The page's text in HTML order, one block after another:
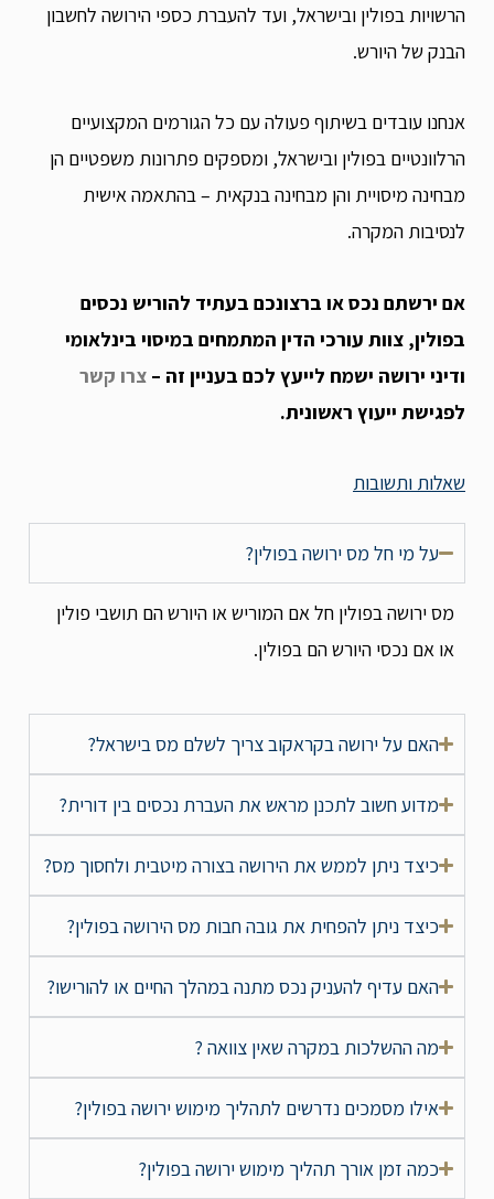
הרשויות בפולין ובישראל, ועד להעברת כספי הירושה לחשבון
הבנק של היורש.
אנחנו עובדים בשיתוף פעולה עם כל הגורמים המקצועיים
הרלוונטיים בפולין ובישראל, ומספקים פתרונות משפטיים הן
מבחינה מיסויית והן מבחינה בנקאית – בהתאמה אישית
לנסיבות המקרה.
אם ירשתם נכס או ברצונכם בעתיד להוריש נכסים
בפולין, צוות עורכי הדין המתמחים במיסוי בינלאומי
ודיני ירושה ישמח לייעץ לכם בעניין זה – צרו קשר
לפגישת ייעוץ ראשונית.
שאלות ותשובות
על מי חל מס ירושה בפולין?
מס ירושה בפולין חל אם המוריש או היורש הם תושבי פולין
או אם נכסי היורש הם בפולין.
האם על ירושה בקראקוב צריך לשלם מס בישראל?
מדוע חשוב לתכנן מראש את העברת נכסים בין דורית?
כיצד ניתן לממש את הירושה בצורה מיטבית ולחסוך מס?
כיצד ניתן להפחית את גובה חבות מס הירושה בפולין?
האם עדיף להעניק נכס מתנה במהלך החיים או להורישו?
מה ההשלכות במקרה שאין צוואה ?
אילו מסמכים נדרשים לתהליך מימוש ירושה בפולין?
כמה זמן אורך תהליך מימוש ירושה בפולין?